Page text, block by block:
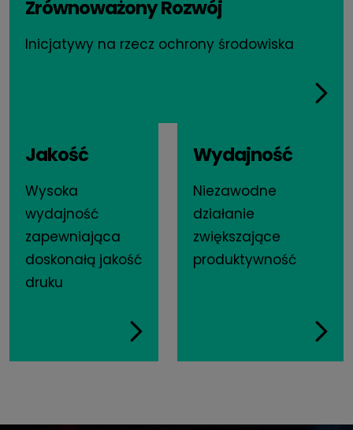
Zrównoważony Rozwój
Inicjatywy na rzecz ochrony środowiska
Jakość
Wysoka
wydajność
zapewniająca
doskonałą jakość
druku
Wydajność
Niezawodne
działanie
zwiększające
produktywność